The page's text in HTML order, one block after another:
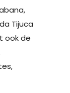
Tijuca
ook de